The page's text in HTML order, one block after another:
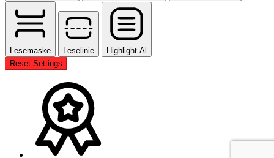
Lesemaske Leselinie
Highlight Al
Reset Settings